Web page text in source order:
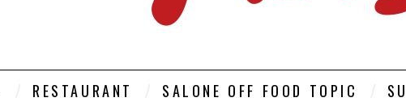
RESTAURANT SALONE OFF FOOD TOPIC